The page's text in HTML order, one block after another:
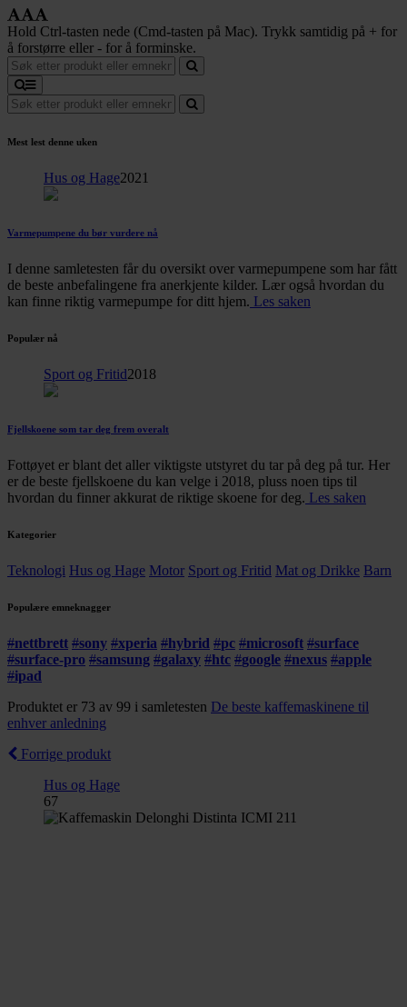
Hold Ctrl-tasten nede (Cmd-tasten på Mac). Trykk samtidig på + for
å forstørre eller - for å forminske.
Mest lest denne uken
Hus og Hage2021
Varmepumpene du bør vurdere nå
I denne samletesten får du oversikt over varmepumpene som har fått
de beste anbefalingene fra anerkjente kilder. Lær også hvordan du
kan finne riktig varmepumpe for ditt hjem. Les saken
Populær nå
Sport og Fritid2018
Fjellskoene som tar deg frem overalt
Fottøyet er blant det aller viktigste utstyret du tar på deg på tur. Her
er de beste fjellskoene du kan velge i 2018, pluss noen tips til
hvordan du finner akkurat de riktige skoene for deg. Les saken
Kategorier
Teknologi Hus og Hage Motor Sport og Fritid Mat og Drikke Barn
Populære emneknagger
#nettbrett #sony #xperia #hybrid #pc #microsoft #surface
#surface-pro #samsung #galaxy #htc #google #nexus #apple
#ipad
Produktet er 73 av 99 i samletesten De beste kaffemaskinene til
enhver anledning
Forrige produkt
Hus og Hage
67